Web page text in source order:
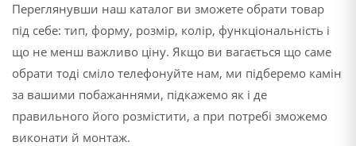
Переглянувши наш каталог ви зможете обрати товар
під себе: тип, форму, розмір, колір, функціональність і
що не менш важливо ціну. Якщо ви вагається що саме
обрати тоді сміло телефонуйте нам, ми підберемо камін
за вашими побажаннями, підкажемо як і де
правильного його розмістити, а при потребі зможемо
виконати й монтаж.